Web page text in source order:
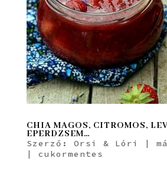
CHIA MAGOS, CITROMOS,
EPERDZSEM…
Szerző: Orsi & Lóri |
| cukormentes